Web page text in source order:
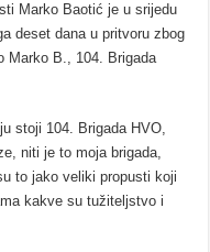
Marko Baotić je u srijedu
deset dana u pritvoru zbog
Marko B., 104. Brigada
stoji 104. Brigada HVO,
niti je to moja brigada,
to jako veliki propusti koji
kakve su tužiteljstvo i